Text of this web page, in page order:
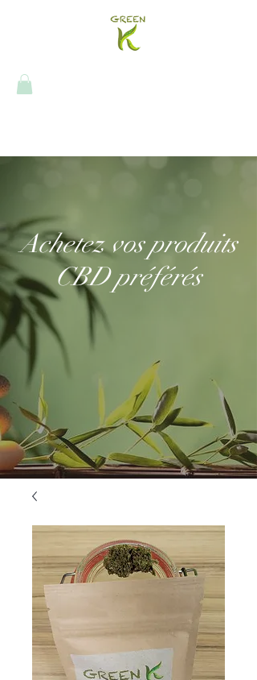
Achetez vos produits
CBD préférés